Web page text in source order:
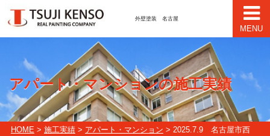
外壁塗装 名古屋
MENU
アパート・マンションの施工実績
HOME> 施工実績> アパート・マンション > 2025.7.9 名古屋市西